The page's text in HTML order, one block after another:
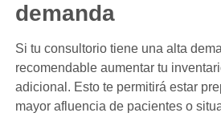
demanda
Si tu consultorio tiene una alta
recomendable aumentar tu
adicional. Esto te permitirá estar
mayor afluencia de pacientes o